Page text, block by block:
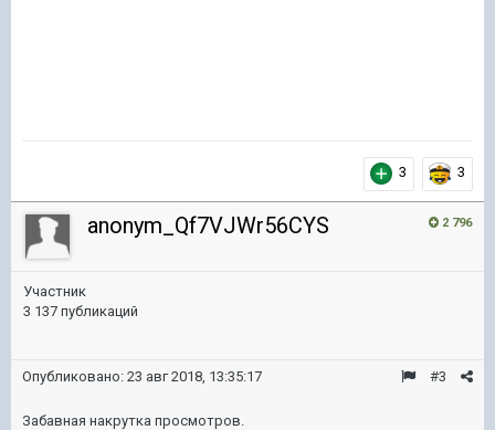
3 3
2 796
anonym_Qf7VJWr56CYS
Участник
3 137 публикаций
#3
Опубликовано: 23 авг 2018, 13:35:17
Забавная накрутка просмотров.